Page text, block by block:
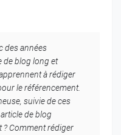
des années
de blog long et
à rédiger
le référencement.
suivie de ces
de blog
Comment rédiger